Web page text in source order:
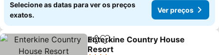
Selecione as datas para ver os preços
exatos.
Ver preços
PartilharAdicionar aos favoritos
Enterkine Country House
Resort